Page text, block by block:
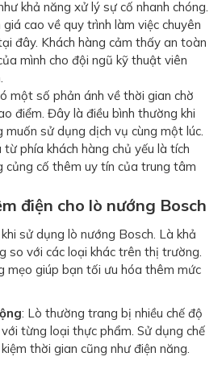
khả năng xử lý sự cố nhanh chóng.
giá cao về quy trình làm việc chuyên
đây. Khách hàng cảm thấy an toàn
mình cho đội ngũ kỹ thuật viên
một số phản ánh về thời gian chờ
điểm. Đây là điều bình thường khi
muốn sử dụng dịch vụ cùng một lúc.
từ phía khách hàng chủ yếu là tích
củng cố thêm uy tín của trung tâm
điện cho lò nướng Bosch
sử dụng lò nướng Bosch. Là khả
so với các loại khác trên thị trường.
mẹo giúp bạn tối ưu hóa thêm mức
: Lò thường trang bị nhiều chế độ
từng loại thực phẩm. Sử dụng chế
thời gian cũng như điện năng.